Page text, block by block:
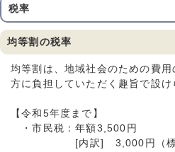
税率
均等割の税率
均等割は、地域社会のための費
方に負担していただく趣旨で設け
【令和5年度まで】
・市民税：年額3,500円
[内訳] 3,000円（標準